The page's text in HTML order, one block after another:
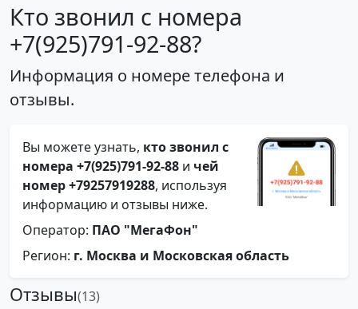
Кто звонил с номера
+7(925)791-92-88?
Информация о номере телефона и
отзывы.
Вы можете узнать, кто звонил с
номера +7(925)791-92-88 и чей
номер +79257919288, используя
информацию и отзывы ниже.
Оператор: ПАО "МегаФон"
Регион: г. Москва и Московская область
Отзывы(13)